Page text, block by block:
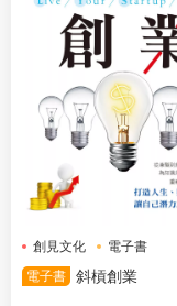
創見文化
電子書
電子書 斜槓創業